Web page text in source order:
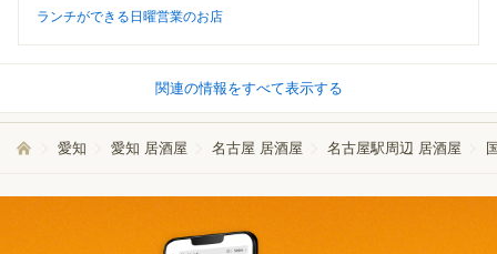
ランチができる日曜営業のお店
関連の情報をすべて表示する
愛知 愛知 居酒屋 名古屋 居酒屋 名古屋駅周辺 居酒屋